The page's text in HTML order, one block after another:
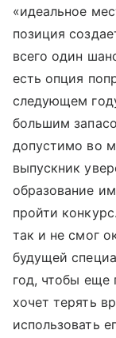
«идеальное
позиция
всего один
есть опция
следующем
большим
допустимо во
выпускник
образование
пройти
так и не смог
будущей
год, чтобы еще
хочет терять
использовать